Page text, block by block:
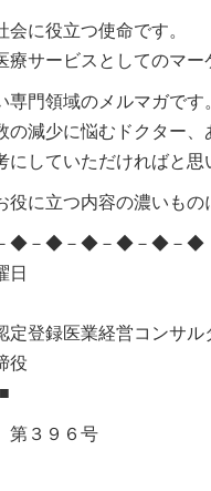
に役立つ使命です。
サービスとしてのマー
門領域のメルマガです
減少に悩むドクター
していただければと思
に立つ内容の濃いもの
◆－◆－◆－◆－◆－◆
日
登録医業経営コンサル
役
第３９６号